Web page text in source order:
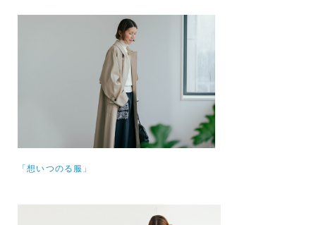
「想いつのる服」